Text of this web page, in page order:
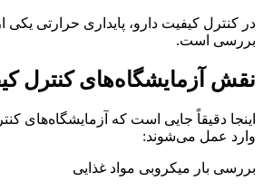
در کنترل کیفیت دارو، پایداری حرارتی
بررسی است.
نقش آزمایشگاه‌های کنترل
اینجا دقیقاً جایی است که آزمایشگاه‌های
وارد عمل می‌شوند:
بررسی بار میکروبی مواد غذایی